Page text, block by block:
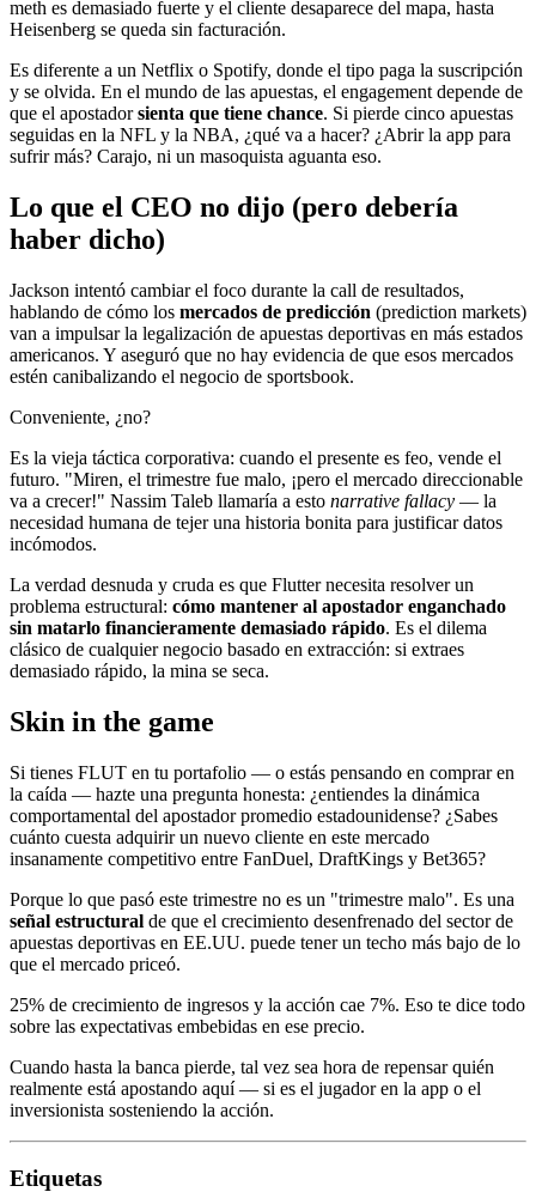
meth es demasiado fuerte y el cliente desaparece del mapa, hasta
Heisenberg se queda sin facturación.
Es diferente a un Netflix o Spotify, donde el tipo paga la suscripción
y se olvida. En el mundo de las apuestas, el engagement depende de
que el apostadorsienta que tiene chance. Si pierde cinco apuestas
seguidas en la NFL y la NBA, ¿qué va a hacer? ¿Abrir la app para
sufrir más? Carajo, ni un masoquista aguanta eso.
Lo que el CEO no dijo (pero debería
haber dicho)
Jackson intentó cambiar el foco durante la call de resultados,
hablando de cómo los mercados de predicción (prediction markets)
van a impulsar la legalización de apuestas deportivas en más estados
americanos. Y aseguró que no hay evidencia de que esos mercados
estén canibalizando el negocio de sportsbook.
Conveniente, ¿no?
Es la vieja táctica corporativa: cuando el presente es feo, vende el
futuro. "Miren, el trimestre fue malo, ¡pero el mercado direccionable
va a crecer!" Nassim Taleb llamaría a esto narrative fallacy — la
necesidad humana de tejer una historia bonita para justificar datos
incómodos.
La verdad desnuda y cruda es que Flutter necesita resolver un
problema estructural: cómo mantener al apostador enganchado
sin matarlo financieramente demasiado rápido. Es el dilema
clásico de cualquier negocio basado en extracción: si extraes
demasiado rápido, la mina se seca.
Skin in the game
Si tienes FLUT en tu portafolio — o estás pensando en comprar en
la caída — hazte una pregunta honesta: ¿entiendes la dinámica
comportamental del apostador promedio estadounidense? ¿Sabes
cuánto cuesta adquirir un nuevo cliente en este mercado
insanamente competitivo entre FanDuel, DraftKings y Bet365?
Porque lo que pasó este trimestre no es un "trimestre malo". Es una
señal estructural de que el crecimiento desenfrenado del sector de
apuestas deportivas en EE.UU. puede tener un techo más bajo de lo
que el mercado priceó.
25% de crecimiento de ingresos y la acción cae 7%. Eso te dice todo
sobre las expectativas embebidas en ese precio.
Cuando hasta la banca pierde, tal vez sea hora de repensar quién
realmente está apostando aquí — si es el jugador en la app o el
inversionista sosteniendo la acción.
Etiquetas